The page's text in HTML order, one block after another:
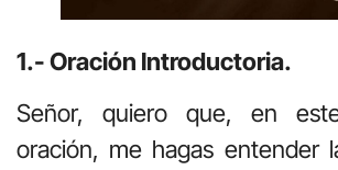
1.- Oración Introductoria.
Señor, quiero que, en
oración, me hagas entender